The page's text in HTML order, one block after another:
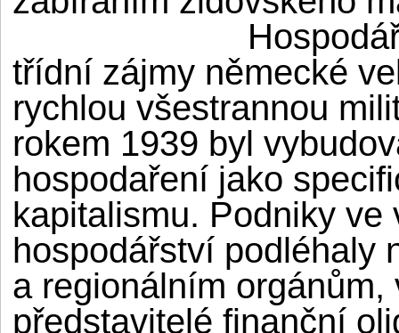
třídní zájmy německé
rychlou všestrannou
rokem 1939 byl
hospodaření jako
kapitalismu. Podniky
hospodářství podléhaly
a regionálním
představitelé finanční